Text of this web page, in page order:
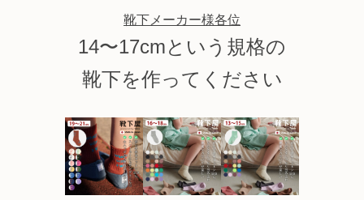
靴下メーカー様各位
14〜17cmという規格の
靴下を作ってください